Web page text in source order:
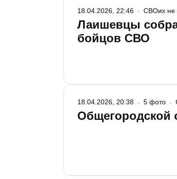
Лаишевцы
бойцов СВО
18.04.2026, 22:46 СВОих не
Общегородской
18.04.2026, 20:38 5 фото